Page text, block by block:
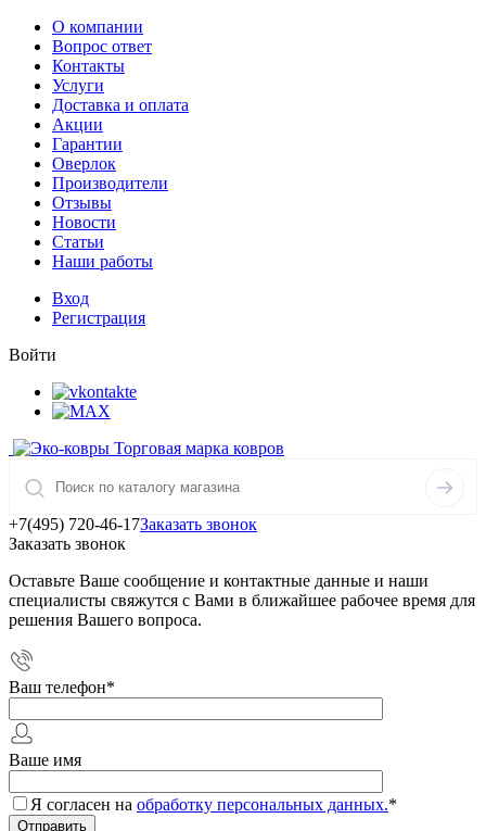
О компании
Вопрос ответ
Контакты
Услуги
Доставка и оплата
Акции
Гарантии
Оверлок
Производители
Отзывы
Новости
Статьи
Наши работы
Вход
Регистрация
Войти
Торговая марка ковров
+7(495) 720-46-17Заказать звонок
Заказать звонок
Оставьте Ваше сообщение и контактные данные и наши
специалисты свяжутся с Вами в ближайшее рабочее время для
решения Вашего вопроса.
Ваш телефон*
Ваше имя
Я согласен на обработку персональных данных.*